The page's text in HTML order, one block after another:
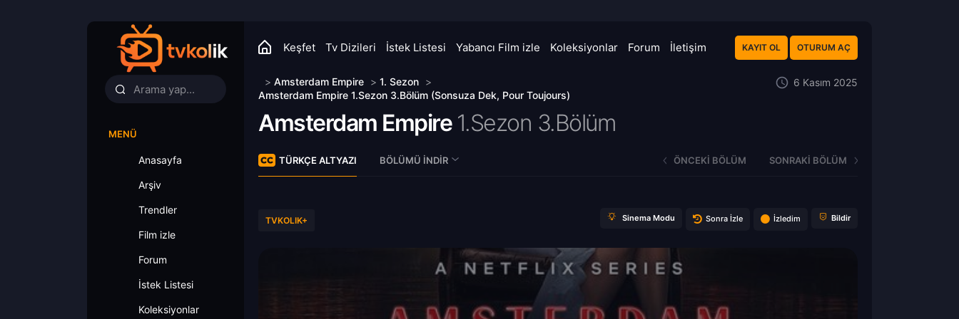
Keşfet Tv Dizileri İstek Listesi Yabancı Film izle Koleksiyonlar Forum İletişim KAYIT OL OTURUM AÇ
MENÜ
Anasayfa
Arşiv
Trendler
Film izle
Forum
İstek Listesi
Koleksiyonlar
> Amsterdam Empire > 1. Sezon >
Amsterdam Empire 1.Sezon 3.Bölüm (Sonsuza Dek, Pour Toujours)
6 Kasım 2025
Amsterdam Empire 1.Sezon 3.Bölüm
TÜRKÇE ALTYAZI BÖLÜMÜ İNDIR ÖNCEKI BÖLÜM SONRAKI BÖLÜM
TVKOLIK+ Sinema Modu Sonra İzle İzledim Bildir